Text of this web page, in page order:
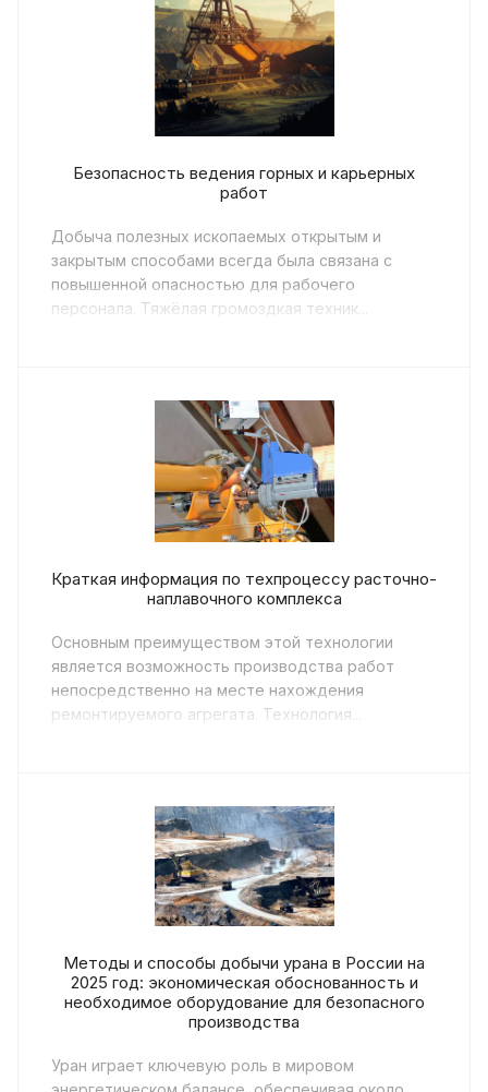
Безопасность ведения горных и карьерных
работ
Добыча полезных ископаемых открытым и
закрытым способами всегда была связана с
повышенной опасностью для рабочего
персонала. Тяжёлая громоздкая техник...
Краткая информация по техпроцессу расточно-
наплавочного комплекса
Основным преимуществом этой технологии
является возможность производства работ
непосредственно на месте нахождения
ремонтируемого агрегата. Технология...
Методы и способы добычи урана в России на
2025 год: экономическая обоснованность и
необходимое оборудование для безопасного
производства
Уран играет ключевую роль в мировом